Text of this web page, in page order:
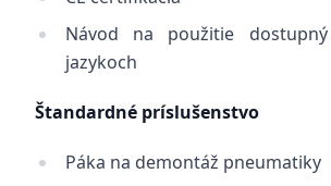
Návod na použitie
jazykoch
Štandardné príslušenstvo
Páka na demontáž pneumatiky